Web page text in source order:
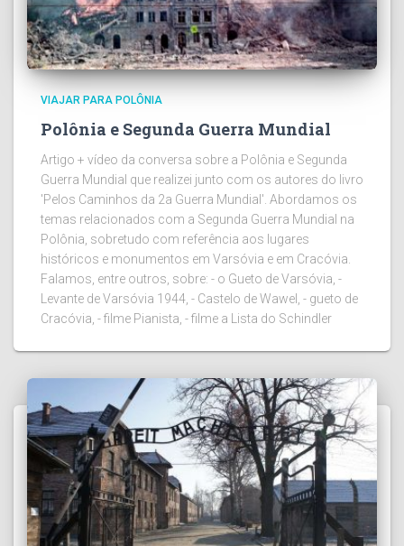
VIAJAR PARA POLÔNIA
Polônia e Segunda Guerra Mundial
Artigo + vídeo da conversa sobre a Polônia e Segunda
Guerra Mundial que realizei junto com os autores do livro
'Pelos Caminhos da 2a Guerra Mundial'. Abordamos os
temas relacionados com a Segunda Guerra Mundial na
Polônia, sobretudo com referência aos lugares
históricos e monumentos em Varsóvia e em Cracóvia.
Falamos, entre outros, sobre: - o Gueto de Varsóvia, -
Levante de Varsóvia 1944, - Castelo de Wawel, - gueto de
Cracóvia, - filme Pianista, - filme a Lista do Schindler